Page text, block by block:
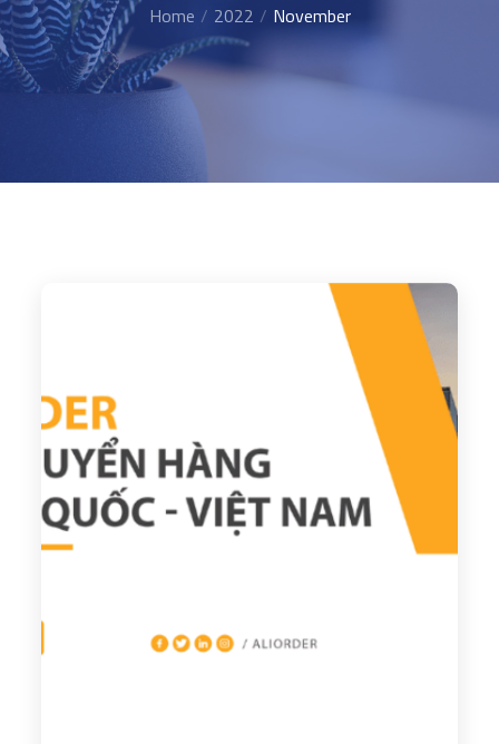
Home 2022 November